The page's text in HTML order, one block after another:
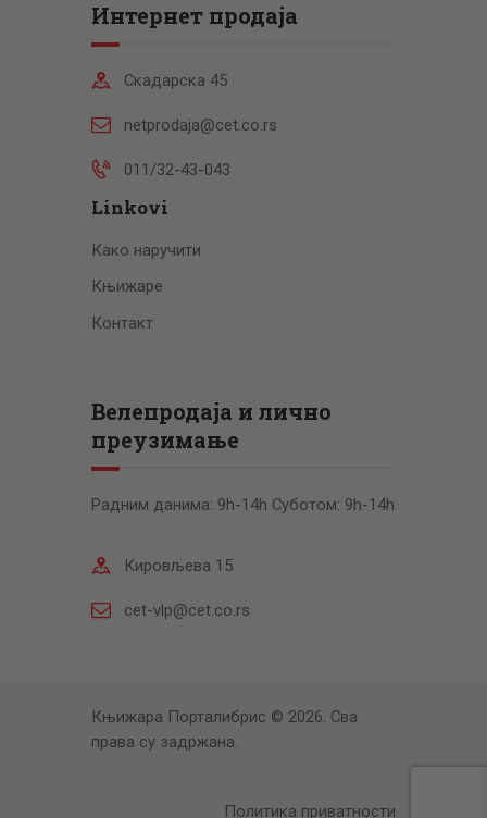
Интернет продаја
Скадарска 45
netprodaja@cet.co.rs
011/32-43-043
Linkovi
Како наручити
Књижаре
Контакт
Велепродаја и лично
преузимање
Радним данима: 9h-14h Суботом: 9h-14h
Кировљева 15
cet-vlp@cet.co.rs
Књижара Порталибрис © 2026. Сва
права су задржана.
Политика приватности